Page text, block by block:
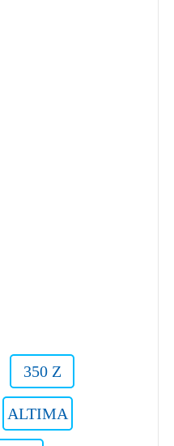
350 Z
ALTIMA